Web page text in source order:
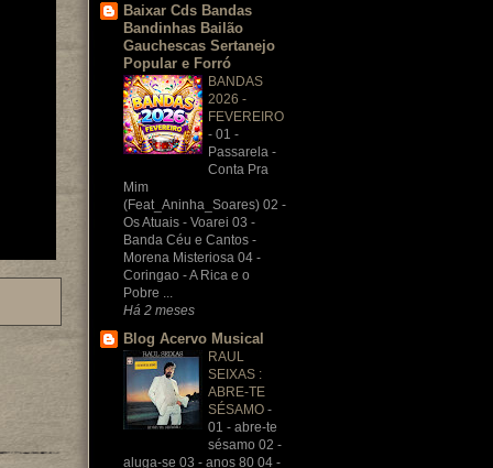
Baixar Cds Bandas
Bandinhas Bailão
Gauchescas Sertanejo
Popular e Forró
BANDAS
2026 -
FEVEREIRO
- 01 -
Passarela -
Conta Pra
Mim
(Feat_Aninha_Soares) 02 -
Os Atuais - Voarei 03 -
Banda Céu e Cantos -
Morena Misteriosa 04 -
Coringao - A Rica e o
Pobre ...
Há 2 meses
Blog Acervo Musical
RAUL
SEIXAS :
ABRE-TE
SÉSAMO -
01 - abre-te
sésamo 02 -
aluga-se 03 - anos 80 04 -